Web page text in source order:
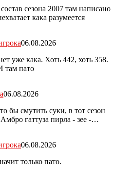
сезона 2007 там написано
кака разумеется
06.08.2026
уже кака. Хоть 442, хоть 358.
там пато
06.08.2026
бы смутить суки, в тот сезон
гаттуза пирла - зее -…
06.08.2026
только пато.